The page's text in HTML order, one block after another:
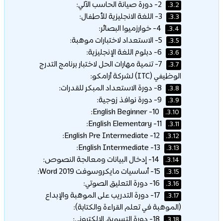
3.2.
3.3.
3.4.
3.5.
3.6.
3.7.
7- تنمية مهارات الحل لاختبار برنامج التدرج
الوظيفي (ITC) لشركة أرامكو:
3.8.
3.9.
3.10.
3.11.
3.12.
3.13.
3.14.
3.15.
3.16.
3.17.
17- دورة التدريب على الموهبة والإبداع
(الموهبة في تعلم القراءة والكتابة):